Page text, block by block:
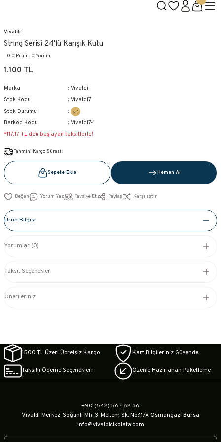
Vivaldi
String Serisi 24'lü Karışık Kutu
0.0 Puan - 0 Yorum
1.100 TL
Marka
Vivaldi
Stok Kodu
Vivaldi7
Stok Durumu
Barkod Kodu
Vivaldi7-1
*117,17 TL den başlayan taksitlerle!
Tahmini Kargo Süresi :
Sepete Ekle Hemen Al
Yorum Yaz Tavsiye Et Paylaş Karşılaştır
Ürün Bilgisi
Yorumlar (0)
Taksit Seçenekleri
Önerileriniz
1500 TL Üzeri Ücretsiz Kargo Kart Bilgileriniz Güvende
Taksitli Ödeme Seçenekleri Özenle Hazırlanan Paketleme
+90 (542) 567 82 36
Vivaldi Merkez: Soğanlı Mh. 3. Meltem Sk. No:11/A Osmangazi Bursa
info@vivaldicikolata.com